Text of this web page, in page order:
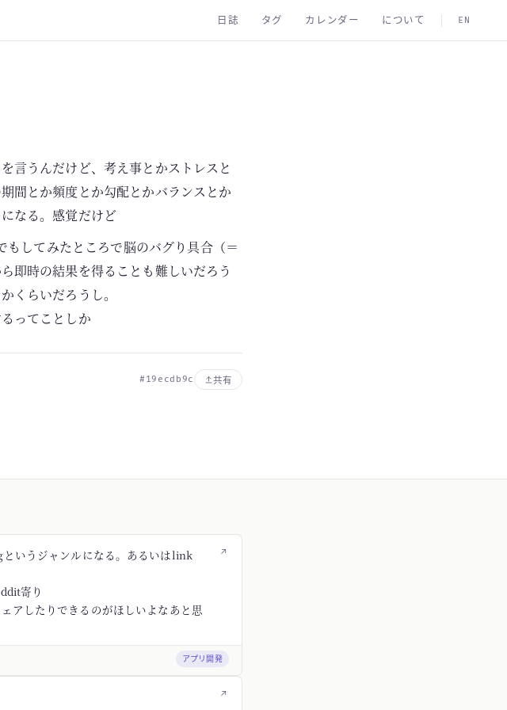
日誌 タグ カレンダー について EN
言うんだけど、考え事とかストレスと
間とか頻度とか勾配とかバランスとか
なる。感覚だけど
してみたところで脳のバグり具合（＝
即時の結果を得ることも難しいだろう
くらいだろうし。
ってことしか
#19ecdb9c 共有
↗
いうジャンルになる。あるいはlink
寄り
アしたりできるのがほしいよなあと思
アプリ開発
↗